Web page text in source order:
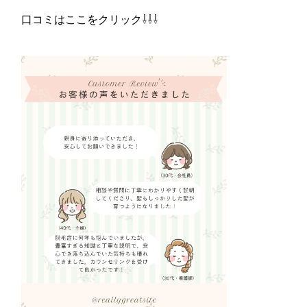
口コミはここをクリック⇩⇩⇩